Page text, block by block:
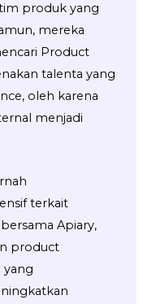
produk yang
mereka
Product
talenta yang
oleh karena
menjadi
terkait
Apiary,
product